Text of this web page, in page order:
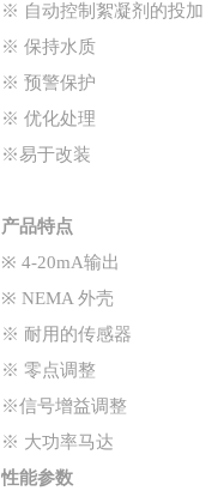
※ 自动控制絮凝剂的投加
※ 保持水质
※ 预警保护
※ 优化处理
※易于改装
产品特点
※ 4-20mA输出
※ NEMA 外壳
※ 耐用的传感器
※ 零点调整
※信号增益调整
※ 大功率马达
性能参数